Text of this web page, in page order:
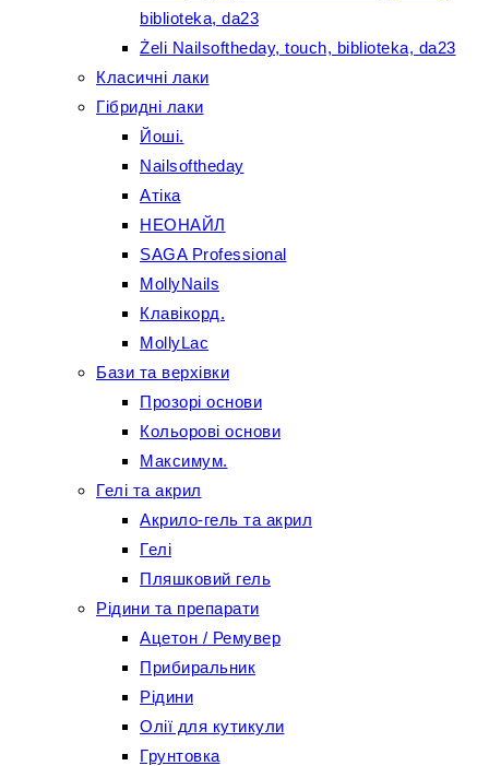
biblioteka, da23
Żeli Nailsoftheday, touch, biblioteka, da23
Класичні лаки
Гібридні лаки
Йоші.
Nailsoftheday
Атіка
НЕОНАЙЛ
SAGA Professional
MollyNails
Клавікорд.
MollyLac
Бази та верхівки
Прозорі основи
Кольорові основи
Максимум.
Гелі та акрил
Акрило-гель та акрил
Гелі
Пляшковий гель
Рідини та препарати
Ацетон / Ремувер
Прибиральник
Рідини
Олії для кутикули
Грунтовка